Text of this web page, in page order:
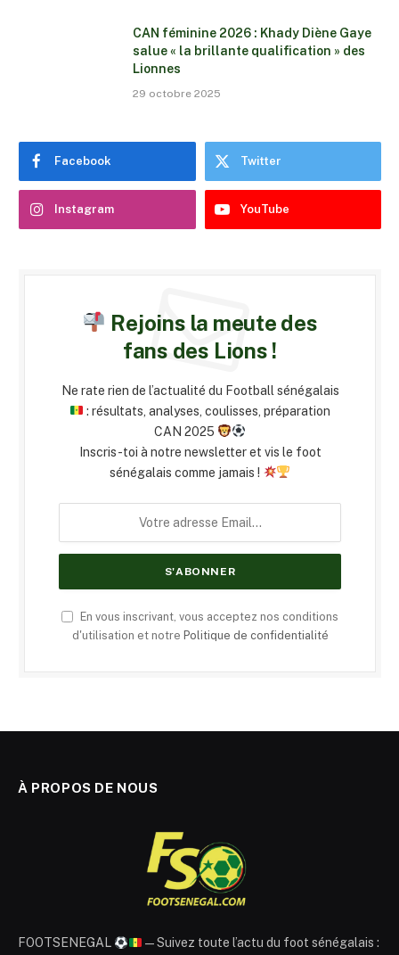
CAN féminine 2026 : Khady Diène Gaye
salue « la brillante qualification » des
Lionnes
29 octobre 2025
Facebook Twitter
Instagram YouTube
Rejoins la meute des
fans des Lions !
Ne rate rien de l’actualité du Football sénégalais
: résultats, analyses, coulisses, préparation
CAN 2025
Inscris-toi à notre newsletter et vis le foot
sénégalais comme jamais !
En vous inscrivant, vous acceptez nos conditions
d'utilisation et notre Politique de confidentialité
À PROPOS DE NOUS
FOOTSENEGAL — Suivez toute l’actu du foot sénégalais :